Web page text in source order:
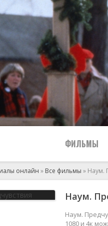
ФИЛЬМЫ
2024
онлайн » Все фильмы » Наум.
Наум.
Наум.
1080 и 4к